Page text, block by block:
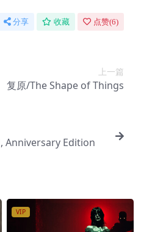
分享 收藏 点赞(6)
上一篇
复原/The Shape of Things
Anniversary Edition
VIP